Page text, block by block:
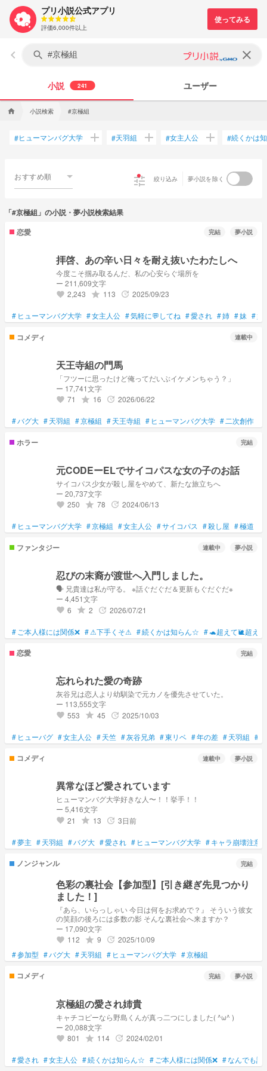
プリ小説公式アプリ
評価6,000件以上
keyboard_arrow_left search clear
小説 241 ユーザー
home 小説検索 #京極組
#ヒューマンバグ大学 add #天羽組 add #女主人公 add #続くかは
おすすめ順 tune 絞り込み 夢小説を除く
「#京極組」の小説・夢小説検索結果
恋愛
完結 夢小説
拝啓、あの辛い日々を耐え抜いたわたしへ
今度こそ掴み取るんだ、私の心安らぐ場所を
ー 211,609文字
favorite 2,243 grade 113 update 2025/09/23
# ヒューマンバグ大学 #女主人公 #気軽に💬してね #愛され #姉 #妹 #姉
コメディ 連載中
天王寺組の門馬
「フツーに思ったけど俺ってだいぶイケメンちゃう？」
ー 17,741文字
favorite 71 grade 16 update 2026/06/22
#バグ大 #天羽組 #京極組 #天王寺組 # ヒューマンバグ大学 #二次創作
ホラー 完結
元CODEーELでサイコパスな女の子のお話
サイコパス少女が殺し屋をやめて、新たな旅立ちへ
ー 20,737文字
favorite 250 grade 78 update 2024/06/13
# ヒューマンバグ大学 #京極組 #女主人公 #サイコパス #殺し屋 #極道
ファンタジー 連載中 夢小説
忍びの末裔が渡世へ入門しました。
🗣︎ 兄貴達は私が守る。 ※話ぐだぐだ＆更新もぐだぐだ※
ー 4,451文字
favorite 6 grade 2 update 2026/07/21
# ご本人様には関係❌ #⚠下手くそ⚠ #続くかは知らん☆ #🐢超えて🐌超え
恋愛 完結
忘れられた愛の奇跡
灰谷兄は恋人より幼馴染で元カノを優先させていた。
ー 113,555文字
favorite 553 grade 45 update 2025/10/03
# ヒューバグ #女主人公 #天竺 #灰谷兄弟 #東リベ #年の差 #天羽組 #
コメディ 連載中 夢小説
異常なほど愛されています
ヒューマンバグ大学好きな人〜！！挙手！！
ー 5,416文字
favorite 21 grade 13 update 3日前
#夢主 #天羽組 #バグ大 #愛され # ヒューマンバグ大学 #キャラ崩壊注意
ノンジャンル 完結
色彩の裏社会【参加型】[引き継ぎ先見つかり
ました！]
『あら、いらっしゃい 今日は何をお求めで？』 そういう彼女
の笑顔の後ろには多数の影 そんな裏社会へ来ますか？
ー 17,090文字
favorite 112 grade 9 update 2025/10/09
#参加型 #バグ大 #天羽組 # ヒューマンバグ大学 #京極組
コメディ 完結 夢小説
京極組の愛され姉貴
キャチコピーなら野島くんが真っ二つにしました( ^ω^ )
ー 20,088文字
favorite 801 grade 114 update 2024/02/01
#愛され #女主人公 #続くかは知らん☆ # ご本人様には関係❌ #なんでも許